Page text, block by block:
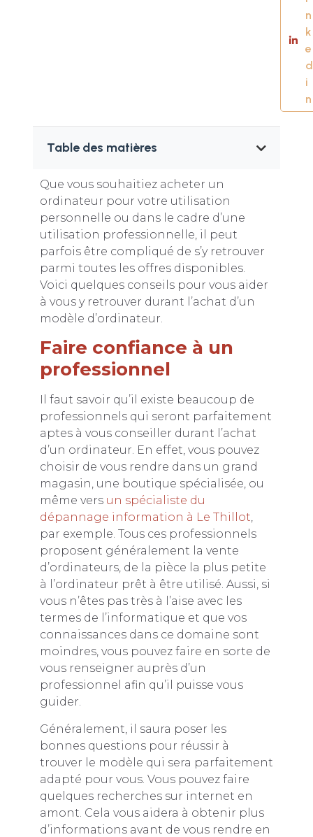
n
k
e
d
i
n
Table des matières
Que vous souhaitiez acheter un
ordinateur pour votre utilisation
personnelle ou dans le cadre d’une
utilisation professionnelle, il peut
parfois être compliqué de s’y retrouver
parmi toutes les offres disponibles.
Voici quelques conseils pour vous aider
à vous y retrouver durant l’achat d’un
modèle d’ordinateur.
Faire confiance à un
professionnel
Il faut savoir qu’il existe beaucoup de
professionnels qui seront parfaitement
aptes à vous conseiller durant l’achat
d’un ordinateur. En effet, vous pouvez
choisir de vous rendre dans un grand
magasin, une boutique spécialisée, ou
même vers un spécialiste du
dépannage information à Le Thillot,
par exemple. Tous ces professionnels
proposent généralement la vente
d’ordinateurs, de la pièce la plus petite
à l’ordinateur prêt à être utilisé. Aussi, si
vous n’êtes pas très à l’aise avec les
termes de l’informatique et que vos
connaissances dans ce domaine sont
moindres, vous pouvez faire en sorte de
vous renseigner auprès d’un
professionnel afin qu’il puisse vous
guider.
Généralement, il saura poser les
bonnes questions pour réussir à
trouver le modèle qui sera parfaitement
adapté pour vous. Vous pouvez faire
quelques recherches sur internet en
amont. Cela vous aidera à obtenir plus
d’informations avant de vous rendre en